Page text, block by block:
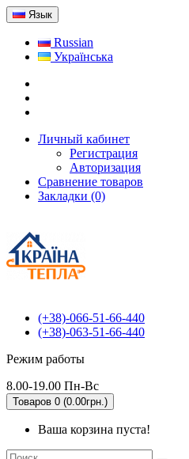
Язык
Russian
Українська
Личный кабинет
Регистрация
Авторизация
Сравнение товаров
Закладки (0)
(+38)-066-51-66-440
(+38)-063-51-66-440
Режим работы
8.00-19.00 Пн-Вс
Товаров 0 (0.00грн.)
Ваша корзина пуста!